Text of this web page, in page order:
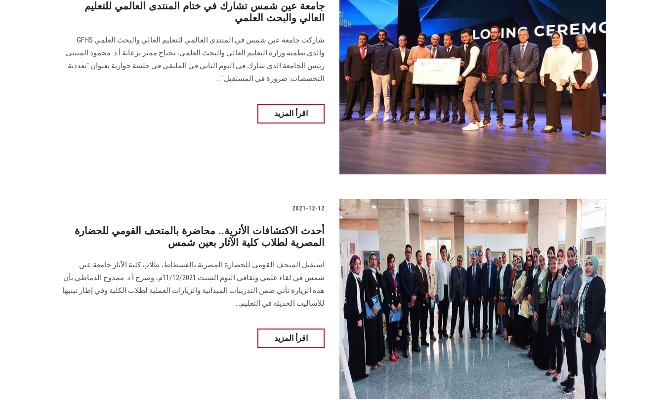
جامعة عين شمس تشارك في ختام المنتدى العالمي للتعليم
العالي والبحث العلمي
شاركت جامعة عين شمس في المنتدى العالمي للتعليم العالي والبحث العلمي GFHS
والذي نظمته وزارة التعليم العالي والبحث العلمي، بجناح مميز برعاية أ.د. محمود المتينى
رئيس الجامعة الذي شارك في اليوم الثاني في الملتقي في جلسة حوارية بعنوان "تعددية
التخصصات: ضرورة في المستقبل"....
اقرأ المزيد
2021-12-12
أحدث الاكتشافات الأثرية.. محاضرة بالمتحف القومي للحضارة
المصرية لطلاب كلية الآثار بعين شمس
استقبل المتحف القومي للحضارة المصرية بالفسطاط، طلاب كلية الآثار جامعة عين
شمس في لقاء علمي وثقافي اليوم السبت 11/12/2021م، وصرح أ.د. ممدوح الدماطي بأن
هذه الزيارة تأتي ضمن التدريبات الميدانية والزيارات العملية لطلاب الكلية وفي إطار تبنيها
للأساليب الحديثة في التعليم...
اقرأ المزيد